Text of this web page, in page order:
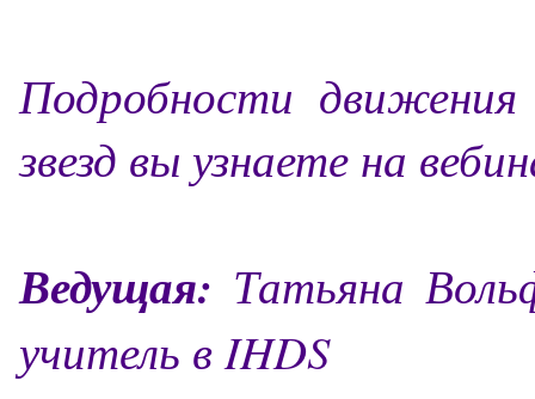
Подробности движения
звезд вы узнаете на
Ведущая: Татьяна
учитель в IHDS